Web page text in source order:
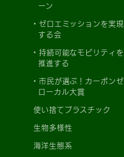
ーン
ゼロエミッションを実現
する会
持続可能なモビリティを
推進する
市民が選ぶ！カーボンゼ
ローカル大賞
使い捨てプラスチック
生物多様性
海洋生態系